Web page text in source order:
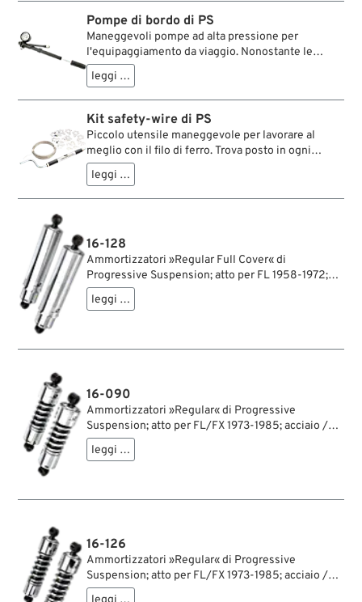
Pompe di bordo di PS
Maneggevoli pompe ad alta pressione per
l'equipaggiamento da viaggio. Nonostante le
misure ridotte, queste pompe forniscono fino a
300 psi (≈ 21 bar) di pressione e sono perciò
sufficienti per ammortizzatori ad aria OEM e
Progressive Suspension, oltre che per le forcelle
telescopiche ad aria. Con tubo flessibile e
manometro pressione.
leggi …
Kit safety-wire di PS
Piccolo utensile maneggevole per lavorare al
meglio con il filo di ferro. Trova posto in ogni
bisaccia e non dovrebbe mancare in nessuna
officina, per maneggiare le viti della primaria
interna e per tante altre applicazioni. Kit con
leggi …
16-128
Ammortizzatori »Regular Full Cover« di
Progressive Suspension; atto per FL 1958-1972;
occhiello inferiore spostato; acciaio / acciaio per
molle, cromato; lunghezza: 343 mm; ochiello del
ammortizzatori; rimpiazza OEM HD 54500-58C;
leggi …
16-090
Ammortizzatori »Regular« di Progressive
Suspension; atto per FL/FX 1973-1985; acciaio /
acciaio per molle, cromato; lunghezza: 280 mm;
ochiello del amortizzatore: 12.9 mm; rigidità molla:
leggi …
16-126
Ammortizzatori »Regular« di Progressive
Suspension; atto per FL/FX 1973-1985; acciaio /
acciaio per molle, cromato; lunghezza: 305 mm;